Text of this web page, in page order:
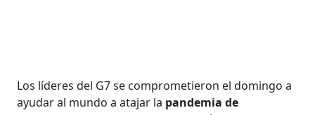
Los líderes del G7 se comprometieron el domingo a
ayudar al mundo a atajar la pandemia de